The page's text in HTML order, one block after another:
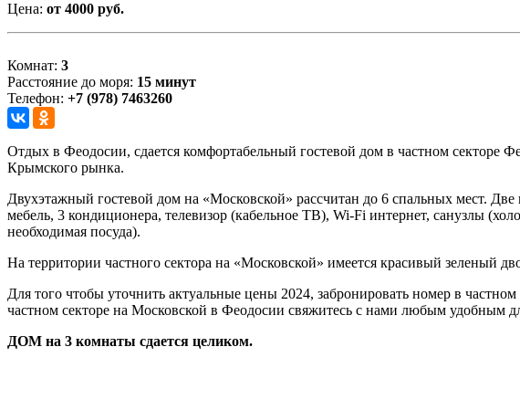
Цена: от 4000 руб.
Комнат: 3
Расстояние до моря: 15 минут
Телефон: +7 (978) 7463260
Отдых в Феодосии, сдается комфортабельный гостевой дом в частном секторе
Крымского рынка.
Двухэтажный гостевой дом на «Московской» рассчитан до 6 спальных мест.
мебель, 3 кондиционера, телевизор (кабельное ТВ), Wi-Fi интернет, санузлы
необходимая посуда).
На территории частного сектора на «Московской» имеется красивый зеленый
Для того чтобы уточнить актуальные цены 2024, забронировать номер в
частном секторе на Московской в Феодосии свяжитесь с нами любым удобным
ДОМ на 3 комнаты сдается целиком.